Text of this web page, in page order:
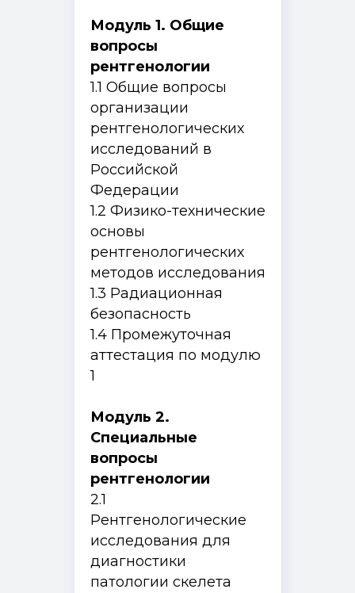
Модуль 1. Общие
вопросы
рентгенологии
1.1 Общие вопросы
организации
рентгенологических
исследований в
Российской
Федерации
1.2 Физико-технические
основы
рентгенологических
методов исследования
1.3 Радиационная
безопасность
1.4 Промежуточная
аттестация по модулю
1
Модуль 2.
Специальные
вопросы
рентгенологии
2.1
Рентгенологические
исследования для
диагностики
патологии скелета